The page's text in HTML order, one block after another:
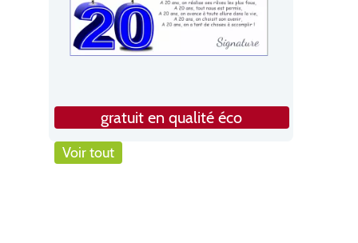
gratuit en qualité éco
Voir tout